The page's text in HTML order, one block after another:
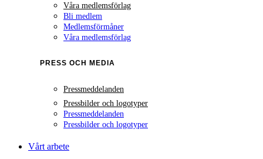
Våra medlemsförlag
Bli medlem
Medlemsförmåner
Våra medlemsförlag
PRESS OCH MEDIA
Pressmeddelanden
Pressbilder och logotyper
Pressmeddelanden
Pressbilder och logotyper
Vårt arbete